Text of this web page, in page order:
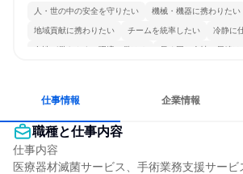
人・世の中の安全を守りたい 機械・機器に携わりたい
地域貢献に携わりたい チームを統率したい 冷静に
女性が働きやすい環境で働ける 長く同じ会社に居続け
仕事情報 企業情報
職種と仕事内容
仕事内容
医療器材滅菌サービス、手術業務支援サー